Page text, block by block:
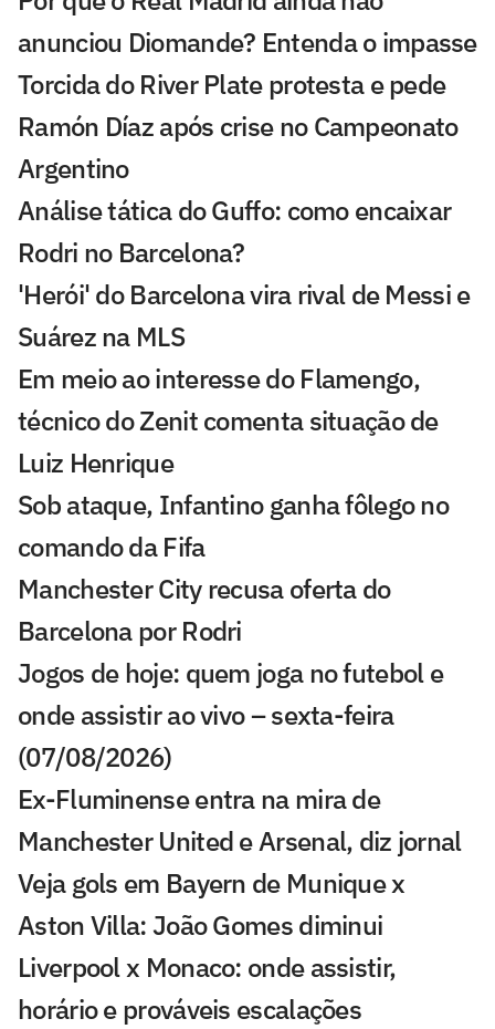
anunciou Diomande? Entenda o impasse
Torcida do River Plate protesta e pede
Ramón Díaz após crise no Campeonato
Argentino
Análise tática do Guffo: como encaixar
Rodri no Barcelona?
'Herói' do Barcelona vira rival de Messi e
Suárez na MLS
Em meio ao interesse do Flamengo,
técnico do Zenit comenta situação de
Luiz Henrique
Sob ataque, Infantino ganha fôlego no
comando da Fifa
Manchester City recusa oferta do
Barcelona por Rodri
Jogos de hoje: quem joga no futebol e
onde assistir ao vivo – sexta-feira
(07/08/2026)
Ex-Fluminense entra na mira de
Manchester United e Arsenal, diz jornal
Veja gols em Bayern de Munique x
Aston Villa: João Gomes diminui
Liverpool x Monaco: onde assistir,
horário e prováveis escalações